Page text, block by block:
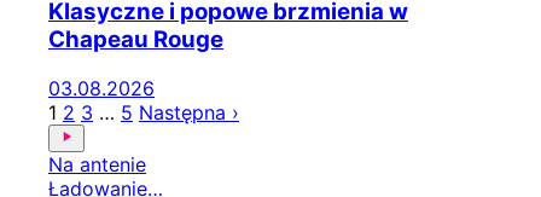
Klasyczne i popowe brzmienia w
Chapeau Rouge
03.08.2026
1 2 3 … 5 Następna ›
Na antenie
Ładowanie…